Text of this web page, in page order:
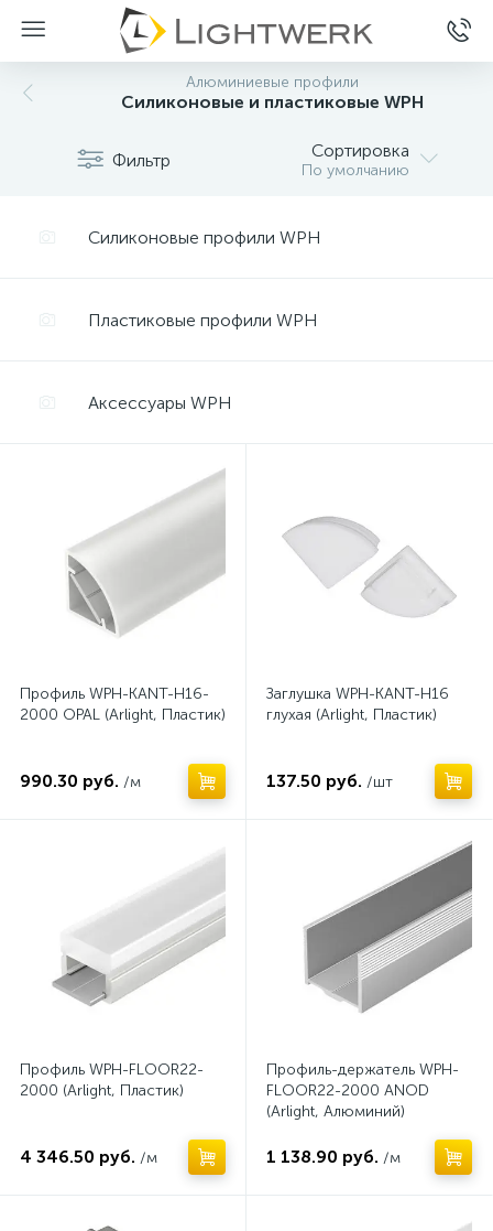
Алюминиевые профили
Силиконовые и пластиковые WPH
Фильтр Сортировка
По умолчанию
Силиконовые профили WPH
Пластиковые профили WPH
Аксессуары WPH
Профиль WPH-KANT-H16-
2000 OPAL (Arlight, Пластик)
990.30 руб. /м
Заглушка WPH-KANT-H16
глухая (Arlight, Пластик)
137.50 руб. /шт
Профиль WPH-FLOOR22-
2000 (Arlight, Пластик)
4 346.50 руб. /м
Профиль-держатель WPH-
FLOOR22-2000 ANOD
(Arlight, Алюминий)
1 138.90 руб. /м